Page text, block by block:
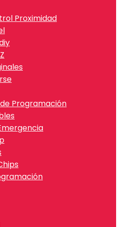
Proximidad
Programación